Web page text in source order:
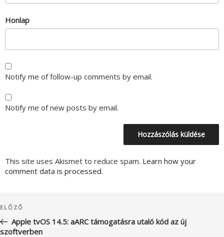
Honlap
Notify me of follow-up comments by email.
Notify me of new posts by email.
This site uses Akismet to reduce spam. Learn how your
comment data is processed.
navigáció
Korábbi
bejegyzés
ELŐZŐ
Apple tvOS 14.5: aARC támogatásra utaló kód az új
szoftverben